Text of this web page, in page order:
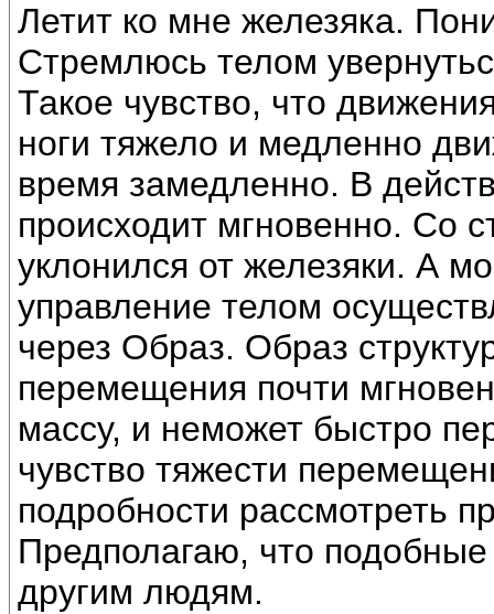
Летит ко мне железяка.
Стремлюсь телом
Такое чувство, что
ноги тяжело и медленно
время замедленно. В
происходит мгновенно. Со
уклонился от железяки. А
управление телом
через Образ. Образ
перемещения почти
массу, и неможет быстро
чувство тяжести
подробности рассмотреть
Предполагаю, что
другим людям.